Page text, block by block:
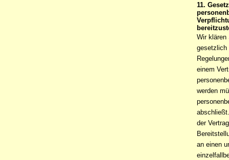
11.
Wir klären
gesetzlich
einem
werden
der
an einen